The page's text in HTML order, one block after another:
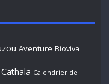
Aventure Bioviva
Calendrier de